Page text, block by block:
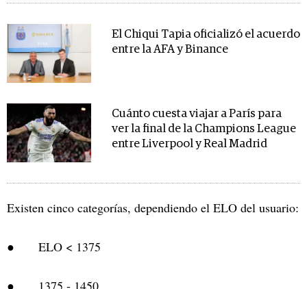
El Chiqui Tapia oficializó el acuerdo
entre la AFA y Binance
Cuánto cuesta viajar a París para
ver la final de la Champions League
entre Liverpool y Real Madrid
Existen cinco categorías, dependiendo el ELO del usuario:
● ELO < 1375
● 1375 - 1450